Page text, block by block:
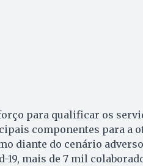
para qualificar os
componentes para a
diante do cenário
19, mais de 7 mil